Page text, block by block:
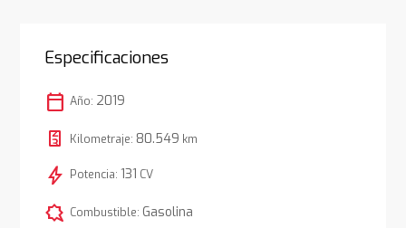
Especificaciones
calendar_today Año: 2019
Kilometraje: 80.549 km
bolt Potencia: 131 CV
comic_bubble Combustible: Gasolina